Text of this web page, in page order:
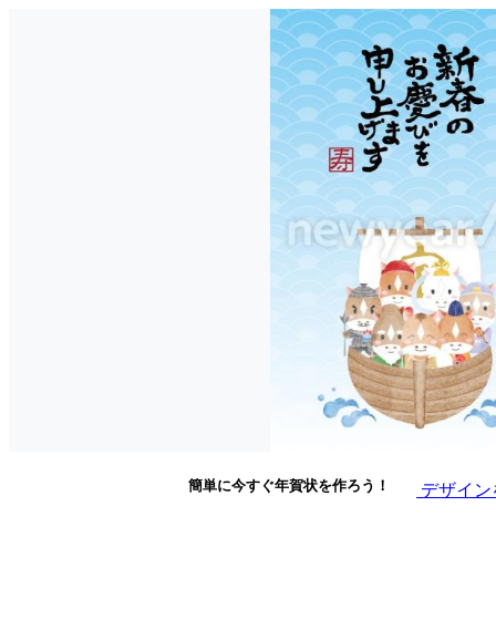
簡単に今すぐ年賀状を作ろう！ デザイ